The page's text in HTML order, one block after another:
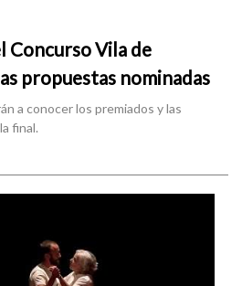
Concurso Vila de
propuestas nominadas
a conocer los premiados y las
final.